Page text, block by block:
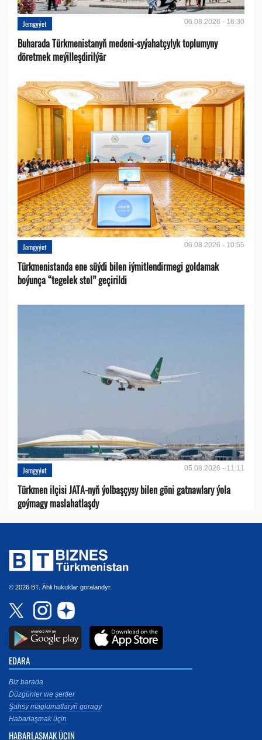
Jemgyýet 06.08.2026 - 16:30
Buharada Türkmenistanyň medeni-syýahatçylyk toplumyny
döretmek meýilleşdirilýär
Jemgyýet 06.08.2026 - 10:55
Türkmenistanda ene süýdi bilen iýmitlendirmegi goldamak
boýunça “tegelek stol” geçirildi
Jemgyýet 05.08.2026 - 11:11
Türkmen ilçisi JATA-nyň ýolbaşçysy bilen göni gatnawlary ýola
goýmagy maslahatlaşdy
© 2026 BT. Ähli hukuklar goralandyr.
EDARA
Biz barada
Düzgünler we şertler
Şahsy maglumatlaryň goragy
Habarlaşmak üçin
HABARLAŞMAK ÜÇIN